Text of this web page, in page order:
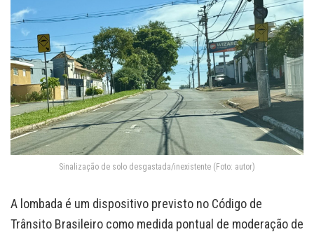
Sinalização de solo desgastada/inexistente (Foto: autor)
A lombada é um dispositivo previsto no Código de
Trânsito Brasileiro como medida pontual de moderação de